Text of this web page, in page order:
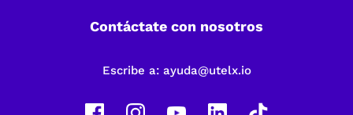
Contáctate con nosotros
Escribe a: ayuda@utelx.io